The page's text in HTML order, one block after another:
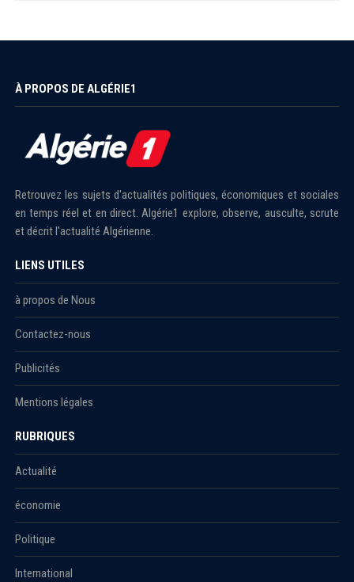
À PROPOS DE ALGÉRIE1
Retrouvez les sujets d'actualités politiques, économiques et sociales
en temps réel et en direct. Algérie1 explore, observe, ausculte, scrute
et décrit l'actualité Algérienne.
LIENS UTILES
à propos de Nous
Contactez-nous
Publicités
Mentions légales
RUBRIQUES
Actualité
économie
Politique
International